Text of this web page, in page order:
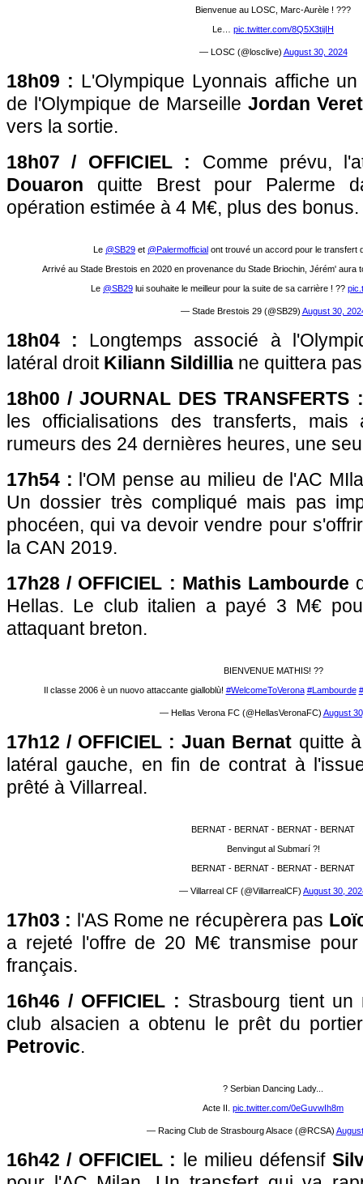
Bienvenue au LOSC, Marc-Aurèle ! ???
Le… pic.twitter.com/8Q5X3tijIH
— LOSC (@losclive) August 30, 2024
18h09 : L'Olympique Lyonnais affiche
de l'Olympique de MarseilleJordan
vers la sortie.
18h07 / OFFICIEL : Comme prévu,
Douaron quitte Brest pour Palerme
opération estimée à 4 M€, plus des bonus.
Le @SB29 et @Palermofficial ont trouvé un accord pour le transfert
Arrivé au Stade Brestois en 2020 en provenance du Stade Briochin, Jérém' aura
Le @SB29 lui souhaite le meilleur pour la suite de sa carrière ! ??
— Stade Brestois 29 (@SB29) August 30,
18h04 : Longtemps associé à
latéral droit Kiliann Sildillia ne quittera
18h00 / JOURNAL DES
les officialisations des transferts, mais
rumeurs des 24 dernières heures, une
17h54 : l'OM pense au milieu de l'AC
Un dossier très compliqué mais pas
phocéen, qui va devoir vendre pour
la CAN 2019.
17h28 / OFFICIEL : Mathis Lambourde
Hellas. Le club italien a payé 3 M€
attaquant breton.
BIENVENUE MATHIS! ??
Il classe 2006 è un nuovo attaccante gialloblù! #WelcomeToVerona #Lambourde
— Hellas Verona FC (@HellasVeronaFC) August
17h12 / OFFICIEL : Juan Bernat quitte
latéral gauche, en fin de contrat à
prêté à Villarreal.
BERNAT - BERNAT - BERNAT - BERNAT
Benvingut al Submarí ?!
BERNAT - BERNAT - BERNAT - BERNAT
— Villarreal CF (@VillarrealCF) August 30,
17h03 : l'AS Rome ne récupèrera pas
a rejeté l'offre de 20 M€ transmise
français.
16h46 / OFFICIEL : Strasbourg tient un
club alsacien a obtenu le prêt du
Petrovic.
? Serbian Dancing Lady...
Acte II. pic.twitter.com/0eGuvwIh8m
— Racing Club de Strasbourg Alsace (@RCSA)
16h42 / OFFICIEL : le milieu défensif